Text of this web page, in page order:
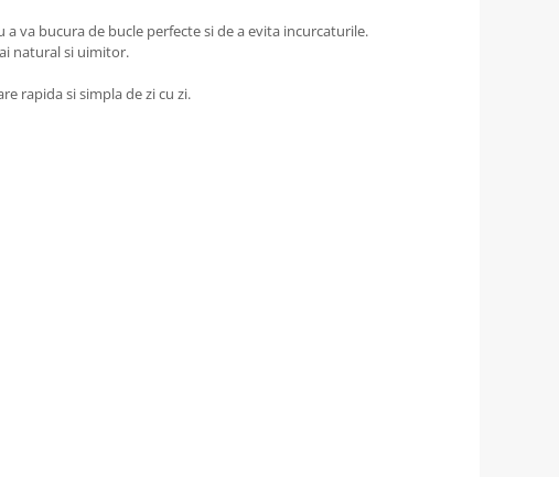
va bucura de bucle perfecte si de a evita incurcaturile.
natural si uimitor.
rapida si simpla de zi cu zi.